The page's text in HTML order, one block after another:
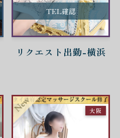
TEL確認
リクエスト出勤-横浜
大阪